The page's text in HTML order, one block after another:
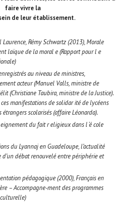
faire vivre la
de leur établissement.
Rémy Schwartz (2013), Morale
laïque de la moral e (Rapport pour l e
au niveau de ministres,
acteur (Manuel Valls, ministre de
(Christiane Taubira, ministre de la Justice).
manifestations de solidar ité de lycéens
scolarisés (affaire Léonarda).
eignement du fait r eligieux dans l ‘é cole
du Lyannaj en Guadeloupe, l’actualité
débat renouvelé entre périphérie et
pédagogique (2000), Français en
– Accompagne-ment des programmes